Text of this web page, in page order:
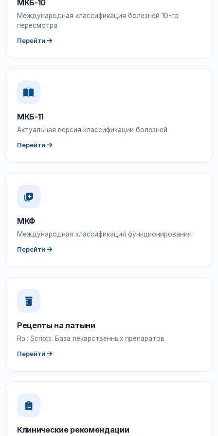
МКБ-10
Международная классификация болезней 10-го
пересмотра
Перейти
МКБ-11
Актуальная версия классификации болезней
Перейти
МКФ
Международная классификация функционирования
Перейти
Рецепты на латыни
Rp.: Scripts. База лекарственных препаратов
Перейти
Клинические рекомендации